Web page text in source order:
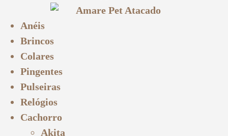
Anéis
Brincos
Colares
Pingentes
Pulseiras
Relógios
Cachorro
Akita